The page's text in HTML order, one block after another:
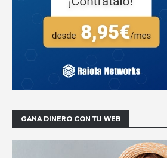
GANA DINERO CON TU WEB